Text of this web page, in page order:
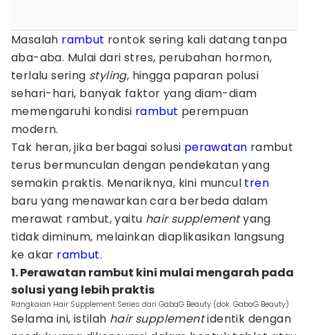
Masalah rambut rontok sering kali datang tanpa
aba-aba. Mulai dari stres, perubahan hormon,
terlalu sering styling, hingga paparan polusi
sehari-hari, banyak faktor yang diam-diam
memengaruhi kondisi rambut perempuan
modern.
Tak heran, jika berbagai solusi perawatan rambut
terus bermunculan dengan pendekatan yang
semakin praktis. Menariknya, kini muncul tren
baru yang menawarkan cara berbeda dalam
merawat rambut, yaitu hair supplementyang
tidak diminum, melainkan diaplikasikan langsung
ke akar rambut.
1. Perawatan rambut kini mulai mengarah pada
solusi yang lebih praktis
Rangkaian Hair Supplement Series dari GabaG Beauty (dok. GabaG Beauty)
Selama ini, istilah hair supplementidentik dengan